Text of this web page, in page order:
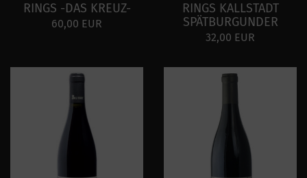
RINGS -DAS KREUZ-
60,00 EUR
RINGS KALLSTADT
SPÄTBURGUNDER
32,00 EUR